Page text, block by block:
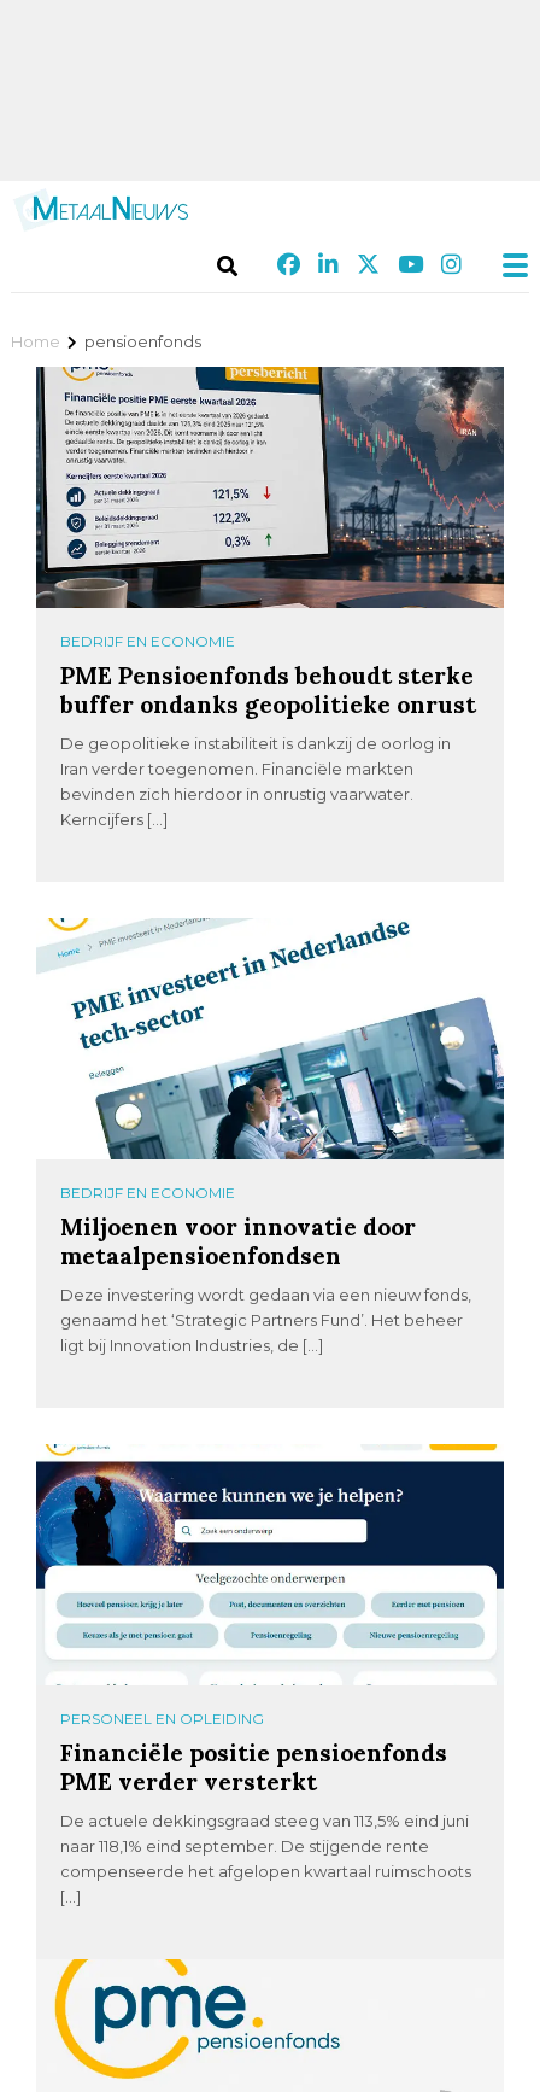
Home pensioenfonds
BEDRIJF EN ECONOMIE
PME Pensioenfonds behoudt sterke
buffer ondanks geopolitieke onrust
De geopolitieke instabiliteit is dankzij de oorlog in
Iran verder toegenomen. Financiële markten
bevinden zich hierdoor in onrustig vaarwater.
Kerncijfers […]
BEDRIJF EN ECONOMIE
Miljoenen voor innovatie door
metaalpensioenfondsen
Deze investering wordt gedaan via een nieuw fonds,
genaamd het ‘Strategic Partners Fund’. Het beheer
ligt bij Innovation Industries, de […]
PERSONEEL EN OPLEIDING
Financiële positie pensioenfonds
PME verder versterkt
De actuele dekkingsgraad steeg van 113,5% eind juni
naar 118,1% eind september. De stijgende rente
compenseerde het afgelopen kwartaal ruimschoots
[…]